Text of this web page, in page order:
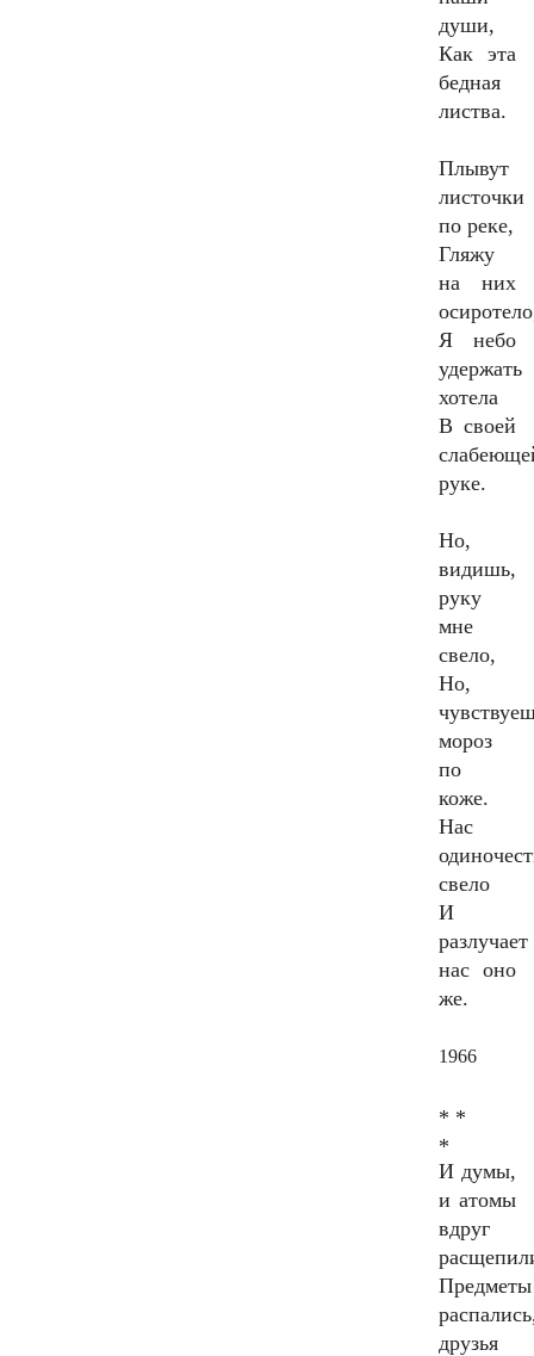
души,
Как эта
бедная
листва.
Плывут
листочки
по реке,
Гляжу
на них
Я небо
удержать
хотела
В своей
руке.
Но,
видишь,
руку
мне
свело,
Но,
мороз
по
коже.
Нас
свело
И
разлучает
нас оно
же.
1966
* *
*
И думы,
и атомы
вдруг
Предметы
друзья